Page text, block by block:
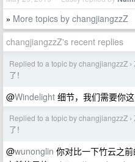
» More topics by changjiangzzZ
changjiangzzZ's recent replies
Replied to a topic by changjiangzzZ ›
了！
@Windelight 细节，我们需要你
Replied to a topic by changjiangzzZ ›
了！
@wunonglin 你对比一下竹云之前